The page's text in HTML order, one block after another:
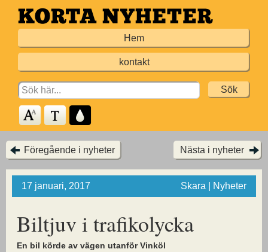
Hoppa
till
Hem
kontakt
Search
for:
Föregående i nyheter Nästa i nyheter
17 januari, 2017 Skara | Nyheter
Biltjuv i trafikolycka
En bil körde av vägen utanför Vinköl